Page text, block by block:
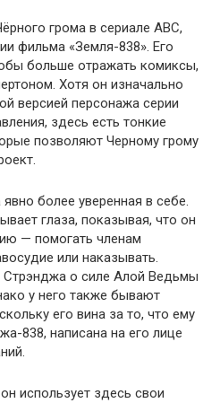
грома в сериале ABC,
фильма «Земля-838». Его
больше отражать комиксы,
Хотя он изначально
версией персонажа серии
здесь есть тонкие
позволяют Черному грому
более уверенная в себе.
глаза, показывая, что он
— помогать членам
или наказывать.
Стрэнджа о силе Алой Ведьмы
у него также бывают
его вина за то, что ему
838, написана на его лице
использует здесь свои